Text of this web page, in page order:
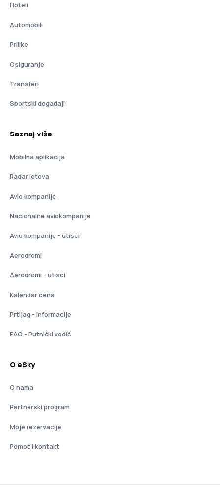
Hoteli
Automobili
Prilike
Osiguranje
Transferi
Sportski događaji
Saznaj više
Mobilna aplikacija
Radar letova
Avio kompanije
Nacionalne aviokompanije
Avio kompanije - utisci
Aerodromi
Aerodromi - utisci
Kalendar cena
Prtljag - informacije
FAQ - Putnički vodič
O eSky
O nama
Partnerski program
Moje rezervacije
Pomoć i kontakt